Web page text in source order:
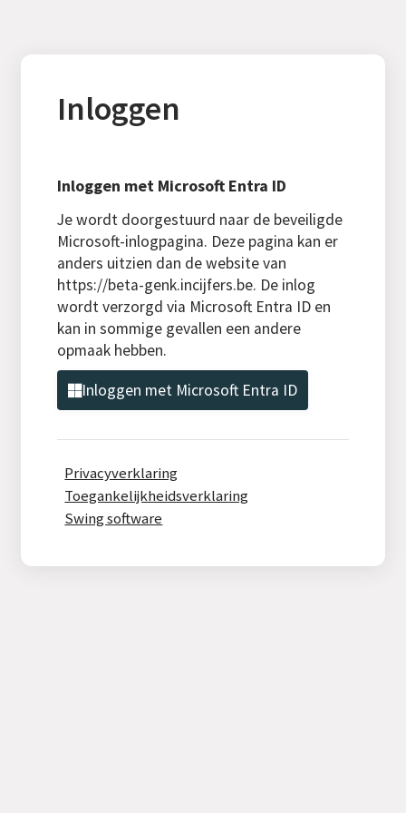
Inloggen
Inloggen met Microsoft Entra ID
Je wordt doorgestuurd naar de beveiligde
Microsoft-inlogpagina. Deze pagina kan er
anders uitzien dan de website van
https://beta-genk.incijfers.be. De inlog
wordt verzorgd via Microsoft Entra ID en
kan in sommige gevallen een andere
opmaak hebben.
Inloggen met Microsoft Entra ID
Privacyverklaring
Toegankelijkheidsverklaring
Swing software